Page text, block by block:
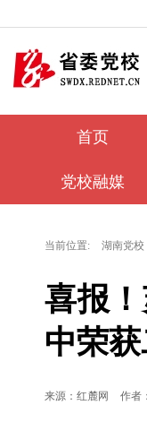
首页
党校融媒
当前位置: 湖南党校
喜报
中荣
来源：红麓网 作者